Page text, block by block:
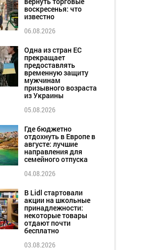
воскресенья: что
известно
06.08.2026
Одна из стран ЕС
прекращает
предоставлять
временную защиту
мужчинам
призывного возраста
из Украины
05.08.2026
Где бюджетно
отдохнуть в Европе в
августе: лучшие
направления для
семейного отпуска
04.08.2026
В Lidl стартовали
акции на школьные
принадлежности:
некоторые товары
отдают почти
бесплатно
03.08.2026